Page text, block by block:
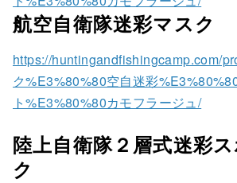
航空自衛隊迷彩マスク
https://huntingandfishingcamp.com/
ク%E3%80%80空自迷彩
ト%E3%80%80カモフラージュ/
陸上自衛隊２層式迷彩
ク